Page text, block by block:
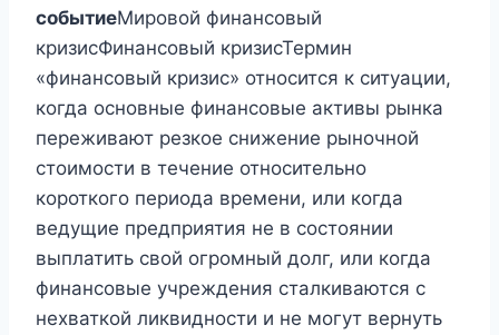
событиеМировой финансовый
кризисФинансовый кризисТермин
«финансовый кризис» относится к ситуации,
когда основные финансовые активы рынка
переживают резкое снижение рыночной
стоимости в течение относительно
короткого периода времени, или когда
ведущие предприятия не в состоянии
выплатить свой огромный долг, или когда
финансовые учреждения сталкиваются с
нехваткой ликвидности и не могут вернуть